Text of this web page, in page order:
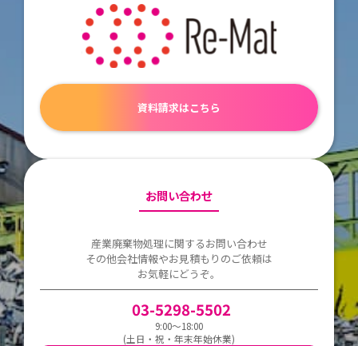
資料請求はこちら
お問い合わせ
産業廃棄物処理に関するお問い合わせ
その他会社情報やお見積もりのご依頼は
お気軽にどうぞ。
03-5298-5502
9:00～18:00
(土日・祝・年末年始休業)